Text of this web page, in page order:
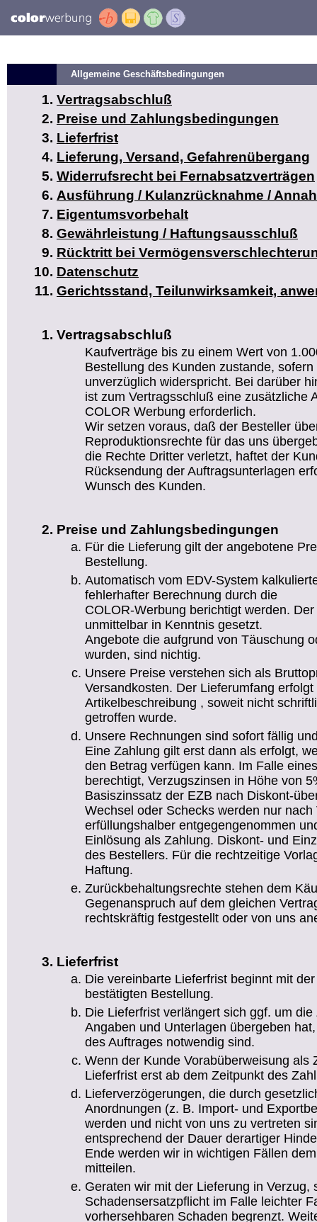
Allgemeine Geschäftsbedingungen
Vertragsabschluß
Preise und Zahlungsbedingungen
Lieferfrist
Lieferung, Versand, Gefahrenübergang
Widerrufsrecht bei Fernabsatzverträgen
Ausführung / Kulanzrücknahme /
Eigentumsvorbehalt
Gewährleistung / Haftungsausschluß
Rücktritt bei
Datenschutz
Gerichtsstand, Teilunwirksamkeit,
Vertragsabschluß
Kaufverträge bis zu einem Wert von
Bestellung des Kunden zustande,
unverzüglich widerspricht. Bei darüber
ist zum Vertragsschluß eine zusätzliche
COLOR Werbung erforderlich.
Wir setzen voraus, daß der Besteller
Reproduktionsrechte für das uns
die Rechte Dritter verletzt, haftet der
Rücksendung der Auftragsunterlagen
Wunsch des Kunden.
Preise und Zahlungsbedingungen
Für die Lieferung gilt der angebotene
Bestellung.
Automatisch vom EDV-System
fehlerhafter Berechnung durch die
COLOR-Werbung berichtigt werden.
unmittelbar in Kenntnis gesetzt.
Angebote die aufgrund von Täuschung
wurden, sind nichtig.
Unsere Preise verstehen sich als
Versandkosten. Der Lieferumfang
Artikelbeschreibung , soweit nicht
getroffen wurde.
Unsere Rechnungen sind sofort fällig
Eine Zahlung gilt erst dann als erfolgt,
den Betrag verfügen kann. Im Falle
berechtigt, Verzugszinsen in Höhe von
Basiszinssatz der EZB nach Diskont-
Wechsel oder Schecks werden nur nach
erfüllungshalber entgegengenommen
Einlösung als Zahlung. Diskont- und
des Bestellers. Für die rechtzeitige
Haftung.
Zurückbehaltungsrechte stehen dem
Gegenanspruch auf dem gleichen
rechtskräftig festgestellt oder von uns
Lieferfrist
Die vereinbarte Lieferfrist beginnt mit
bestätigten Bestellung.
Die Lieferfrist verlängert sich ggf. um
Angaben und Unterlagen übergeben
des Auftrages notwendig sind.
Wenn der Kunde Vorabüberweisung als
Lieferfrist erst ab dem Zeitpunkt des
Lieferverzögerungen, die durch
Anordnungen (z. B. Import- und
werden und nicht von uns zu vertreten
entsprechend der Dauer derartiger
Ende werden wir in wichtigen Fällen
mitteilen.
Geraten wir mit der Lieferung in Verzug,
Schadensersatzpflicht im Falle leichter
vorhersehbaren Schaden begrenzt.